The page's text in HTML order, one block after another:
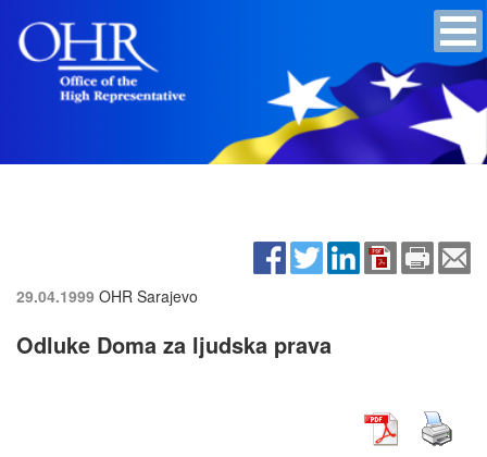
29.04.1999 OHR Sarajevo
Odluke Doma za ljudska prava